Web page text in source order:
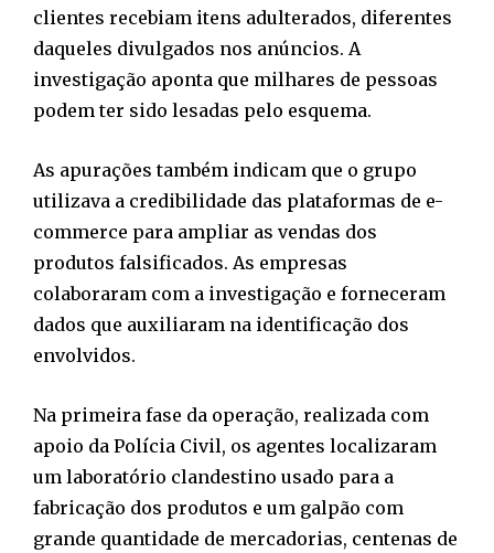
clientes recebiam itens adulterados, diferentes
daqueles divulgados nos anúncios. A
investigação aponta que milhares de pessoas
podem ter sido lesadas pelo esquema.
As apurações também indicam que o grupo
utilizava a credibilidade das plataformas de e-
commerce para ampliar as vendas dos
produtos falsificados. As empresas
colaboraram com a investigação e forneceram
dados que auxiliaram na identificação dos
envolvidos.
Na primeira fase da operação, realizada com
apoio da Polícia Civil, os agentes localizaram
um laboratório clandestino usado para a
fabricação dos produtos e um galpão com
grande quantidade de mercadorias, centenas de